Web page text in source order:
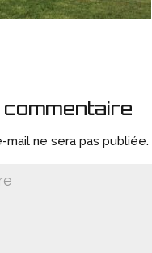
ne sera pas publiée.